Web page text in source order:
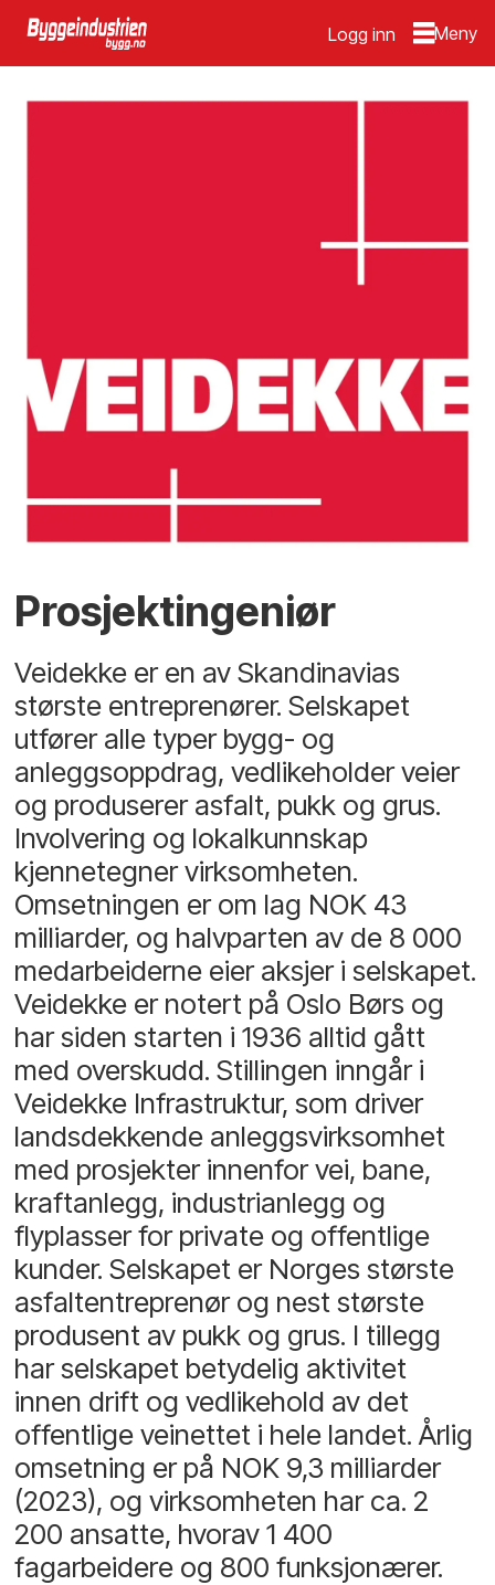
Logg inn
Prosjektingeniør
Veidekke er en av Skandinavias
største entreprenører. Selskapet
utfører alle typer bygg- og
anleggsoppdrag, vedlikeholder veier
og produserer asfalt, pukk og grus.
Involvering og lokalkunnskap
kjennetegner virksomheten.
Omsetningen er om lag NOK 43
milliarder, og halvparten av de 8 000
medarbeiderne eier aksjer i selskapet.
Veidekke er notert på Oslo Børs og
har siden starten i 1936 alltid gått
med overskudd. Stillingen inngår i
Veidekke Infrastruktur, som driver
landsdekkende anleggsvirksomhet
med prosjekter innenfor vei, bane,
kraftanlegg, industrianlegg og
flyplasser for private og offentlige
kunder. Selskapet er Norges største
asfaltentreprenør og nest største
produsent av pukk og grus. I tillegg
har selskapet betydelig aktivitet
innen drift og vedlikehold av det
offentlige veinettet i hele landet. Årlig
omsetning er på NOK 9,3 milliarder
(2023), og virksomheten har ca. 2
200 ansatte, hvorav 1 400
fagarbeidere og 800 funksjonærer.